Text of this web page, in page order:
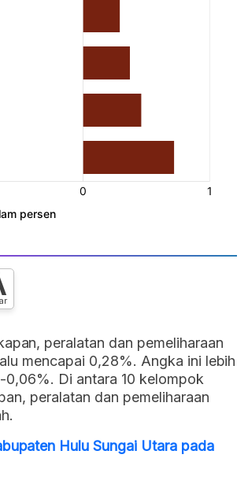
peralatan dan pemeliharaan
mencapai 0,28%. Angka ini lebih
Di antara 10 kelompok
peralatan dan pemeliharaan
Hulu Sungai Utara pada